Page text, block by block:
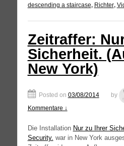
descending a staircase, Richter,
Zeitraffer:
Sicherheit.
New York)
Posted on 03/08/2014 by
Kommentare ↓
Die Instal­la­ti­on Nur zu Ihrer
Secu­ri­ty. war in New York